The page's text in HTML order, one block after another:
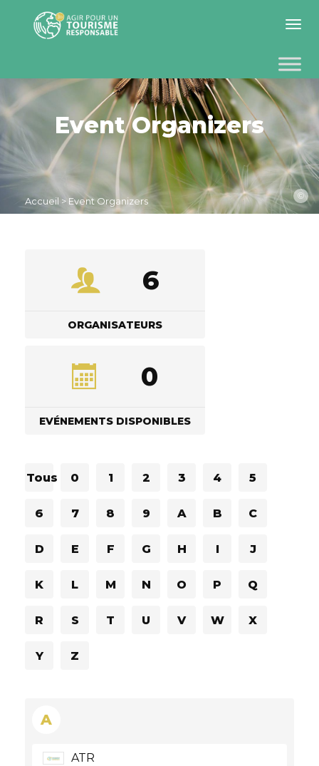
Toggle
Event Organizers
Accueil > Event Organizers ©
6
ORGANISATEURS
0
EVÉNEMENTS DISPONIBLES
Tous 0 1 2 3 4 5
6 7 8 9 A B C
D E F G H I J
K L M N O P Q
R S T U V W X
Y Z
A
ATR